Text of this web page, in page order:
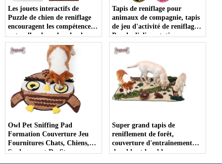
Les jouets interactifs de
Puzzle de chien de reniflage
encouragent les compétences
naturelles de recherche de
nourriture tapis
d'alimentation
d'entraînement d'odeur de
chien de grande race
Tapis de reniflage pour
animaux de compagnie, tapis
de jeu d'activité de reniflage,
Puzzle d'alimentation
interactif, mangeoire lente
pour chiots, chats, lapins,
coussinets de reniflage pour
animaux de compagnie
Owl Pet Sniffing Pad
Formation Couverture Jeu
Fournitures Chats, Chiens,
Soulagement Du Stress,
Super grand tapis de
reniflement de forêt,
couverture d'entraînement
durable et lavable pour